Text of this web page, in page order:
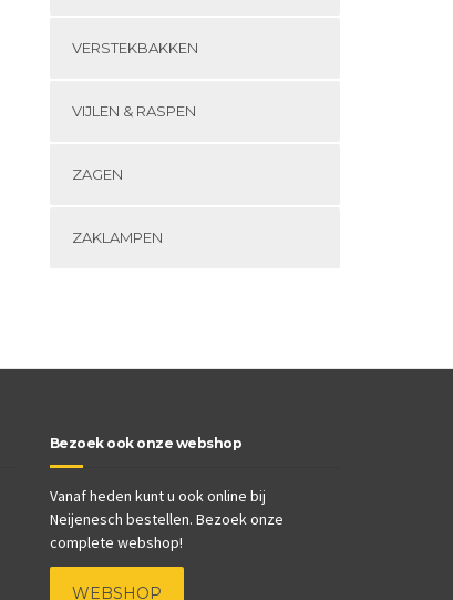
VERSTEKBAKKEN
VIJLEN & RASPEN
ZAGEN
ZAKLAMPEN
Bezoek ook onze webshop
Vanaf heden kunt u ook online bij
Neijenesch bestellen. Bezoek onze
complete webshop!
WEBSHOP